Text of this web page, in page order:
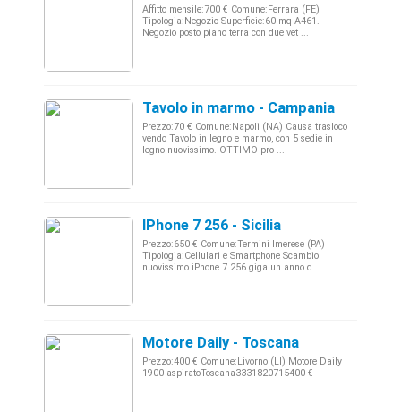
Affitto mensile:700 € Comune:Ferrara (FE)
Tipologia:Negozio Superficie:60 mq A461.
Negozio posto piano terra con due vet ...
Tavolo in marmo - Campania
Prezzo:70 € Comune:Napoli (NA) Causa trasloco
vendo Tavolo in legno e marmo, con 5 sedie in
legno nuovissimo. OTTIMO pro ...
IPhone 7 256 - Sicilia
Prezzo:650 € Comune:Termini Imerese (PA)
Tipologia:Cellulari e Smartphone Scambio
nuovissimo iPhone 7 256 giga un anno d ...
Motore Daily - Toscana
Prezzo:400 € Comune:Livorno (LI) Motore Daily
1900 aspiratoToscana3331820715400 €